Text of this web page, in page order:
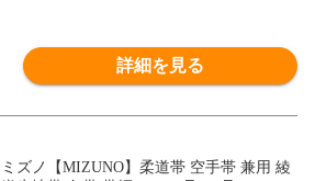
詳細を見る
ミズノ【MIZUNO】柔道帯 空手帯 兼用 綾